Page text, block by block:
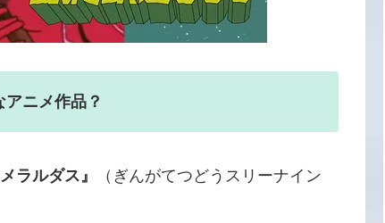
アニメ作品？
ラルダス』
（ぎんがてつどうスリーナイン